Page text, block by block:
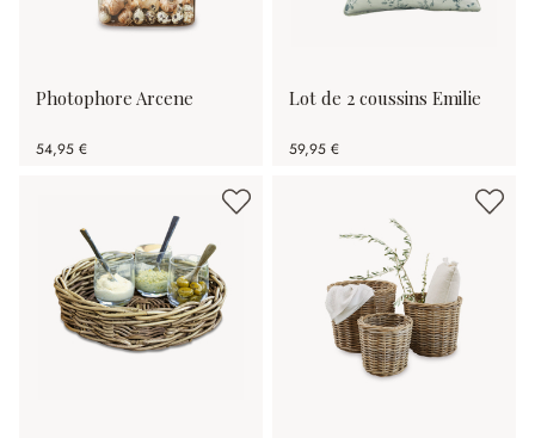
Photophore Arcene
54,95 €
Lot de 2 coussins Emilie
59,95 €